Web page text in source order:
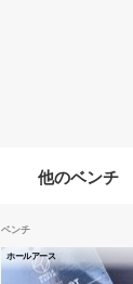
他のベンチ
ベンチ
ホールアース